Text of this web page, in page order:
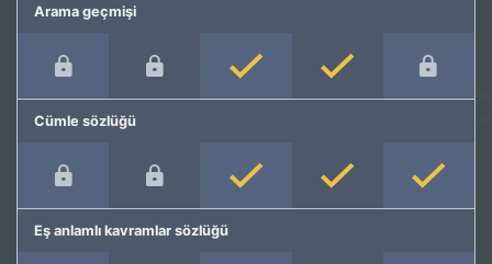
Arama geçmişi
Cümle sözlüğü
Eş anlamlı kavramlar sözlüğü